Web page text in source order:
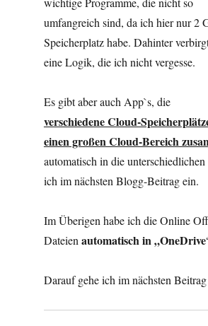
umfangreich sind, da ich hier nur 2
Speicherplatz habe. Dahinter
eine Logik, die ich nicht vergesse.
Es gibt aber auch App`s, die
verschiedene Cloud-
einen großen Cloud-Bereich
automatisch in die
ich im nächsten Blogg-Beitrag ein.
Im Überigen habe ich die Online
Dateien automatisch in „OneDrive
Darauf gehe ich im nächsten